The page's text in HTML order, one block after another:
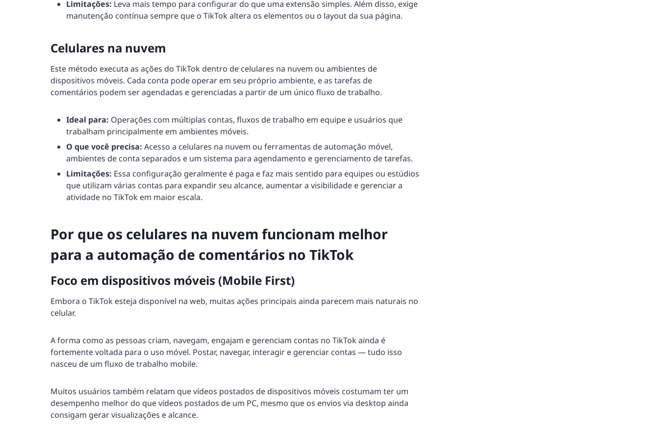
Limitações: Leva mais tempo para configurar do que uma extensão simples. Além disso, exige
manutenção contínua sempre que o TikTok altera os elementos ou o layout da sua página.
Celulares na nuvem
Este método executa as ações do TikTok dentro de celulares na nuvem ou ambientes de
dispositivos móveis. Cada conta pode operar em seu próprio ambiente, e as tarefas de
comentários podem ser agendadas e gerenciadas a partir de um único fluxo de trabalho.
Ideal para: Operações com múltiplas contas, fluxos de trabalho em equipe e usuários que
trabalham principalmente em ambientes móveis.
O que você precisa: Acesso a celulares na nuvem ou ferramentas de automação móvel,
ambientes de conta separados e um sistema para agendamento e gerenciamento de tarefas.
Limitações: Essa configuração geralmente é paga e faz mais sentido para equipes ou estúdios
que utilizam várias contas para expandir seu alcance, aumentar a visibilidade e gerenciar a
atividade no TikTok em maior escala.
Por que os celulares na nuvem funcionam melhor
para a automação de comentários no TikTok
Foco em dispositivos móveis (Mobile First)
Embora o TikTok esteja disponível na web, muitas ações principais ainda parecem mais naturais no
celular.
A forma como as pessoas criam, navegam, engajam e gerenciam contas no TikTok ainda é
fortemente voltada para o uso móvel. Postar, navegar, interagir e gerenciar contas — tudo isso
nasceu de um fluxo de trabalho mobile.
Muitos usuários também relatam que vídeos postados de dispositivos móveis costumam ter um
desempenho melhor do que vídeos postados de um PC, mesmo que os envios via desktop ainda
consigam gerar visualizações e alcance.